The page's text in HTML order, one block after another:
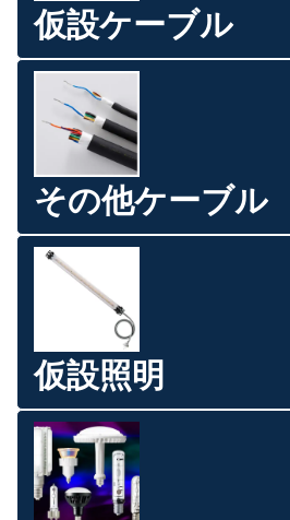
仮設ケーブル
その他ケーブル
仮設照明